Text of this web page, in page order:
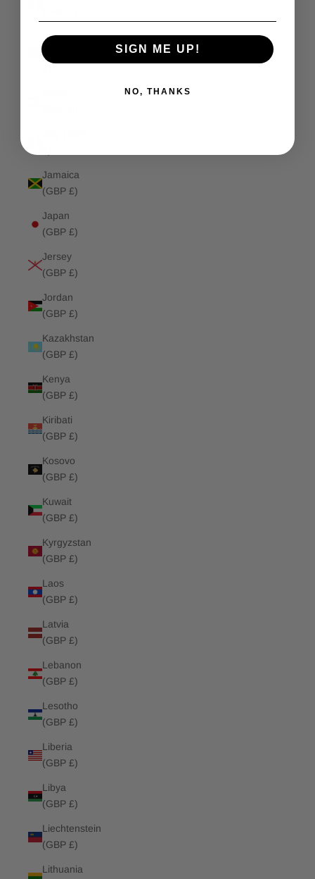
Isle of
Man (GBP
Jamaica
(GBP £)
Japan
(GBP £)
Jersey
(GBP £)
Jordan
(GBP £)
Kazakhstan
(GBP £)
Kenya
(GBP £)
Kiribati
(GBP £)
Kosovo
(GBP £)
Kuwait
(GBP £)
Kyrgyzstan
(GBP £)
Laos
(GBP £)
Latvia
(GBP £)
Lebanon
(GBP £)
Lesotho
(GBP £)
Liberia
(GBP £)
Libya
(GBP £)
Liechtenstein
(GBP £)
Lithuania
SIGN ME UP!
NO, THANKS